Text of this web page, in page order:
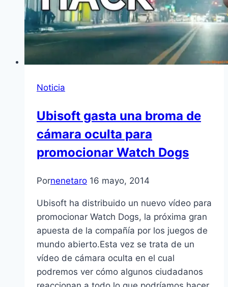
Noticia
Ubisoft gasta una broma de
cámara oculta para
promocionar Watch Dogs
Pornenetaro 16 mayo, 2014
Ubisoft ha distribuido un nuevo vídeo para
promocionar Watch Dogs, la próxima gran
apuesta de la compañía por los juegos de
mundo abierto.Esta vez se trata de un
vídeo de cámara oculta en el cual
podremos ver cómo algunos ciudadanos